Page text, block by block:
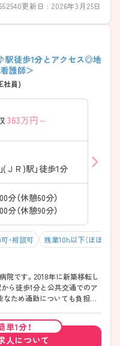
更新日 : 2026年3月25日
♪駅徒歩1分とアクセス◎地
護師＞
社員)
363万円～
ＪＲ)駅」徒歩1分
分（休憩60分）
分（休憩90分）
・相談可 残業10h以下（ほぼなし）
院です。2018年に新築移転し
なため通勤についても負担な
をご案内させていただきま
単1分！
人について